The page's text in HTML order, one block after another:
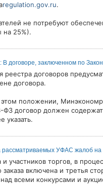
regulation.gov.ru.
не потребуют
25%).
договоре, заключенном по
реестра договоров
договора.
положении,
ФЗ договор должен
указать.
рассматриваемых УФАС жалоб на
и участников торгов, в
заказа включена и третья
всеми конкурсами и